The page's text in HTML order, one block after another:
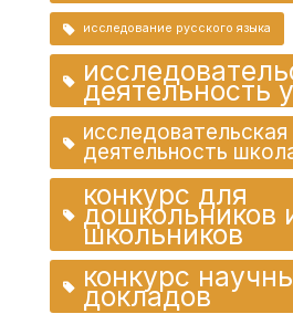
исследование русского языка
деятельность
исследовательская
деятельность
конкурс для
дошкольников
школьников
конкурс
докладов